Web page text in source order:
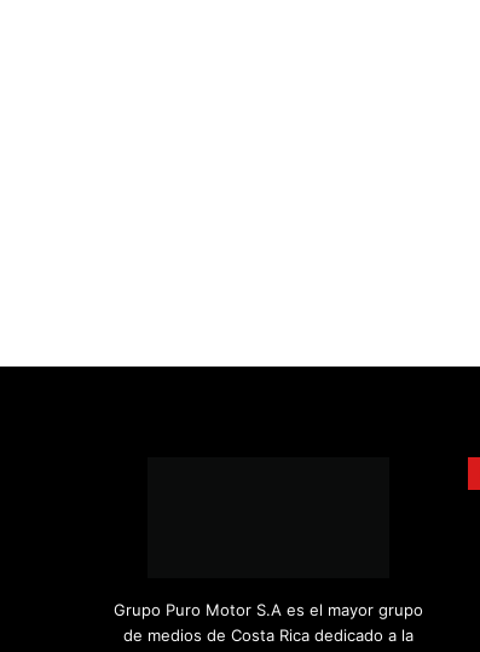
Grupo Puro Motor S.A es el mayor grupo
de medios de Costa Rica dedicado a la